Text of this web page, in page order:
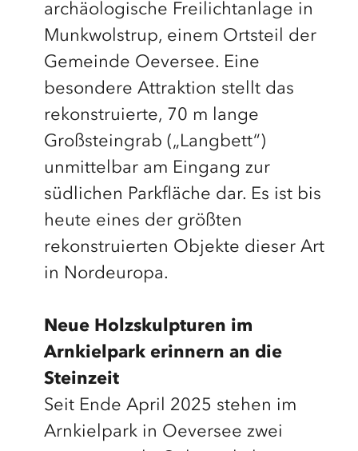
archäologische Freilichtanlage in
Munkwolstrup, einem Ortsteil der
Gemeinde Oeversee. Eine
besondere Attraktion stellt das
rekonstruierte, 70 m lange
Großsteingrab („Langbett“)
unmittelbar am Eingang zur
südlichen Parkfläche dar. Es ist bis
heute eines der größten
rekonstruierten Objekte dieser Art
in Nordeuropa.
Neue Holzskulpturen im
Arnkielpark erinnern an die
Steinzeit
Seit Ende April 2025 stehen im
Arnkielpark in Oeversee zwei